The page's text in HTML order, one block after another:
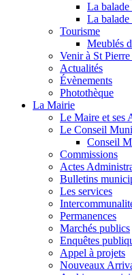
La balade
La balade
Tourisme
Meublés
Venir à St Pierre
Actualités
Évènements
Photothèque
La Mairie
Le Maire et ses
Le Conseil
Conseil
Commissions
Actes
Bulletins
Les services
Permanences
Marchés publics
Enquêtes
Appel à projets
Nouveaux